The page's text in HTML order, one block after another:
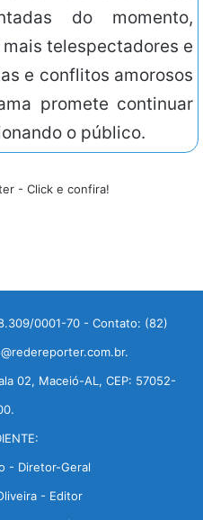
do momento,
telespectadores e
e conflitos amorosos
promete continuar
o público.
- Click e confira!
0001-70 - Contato: (82)
02, Maceió-AL, CEP: 57052-
- Diretor-Geral
- Editor